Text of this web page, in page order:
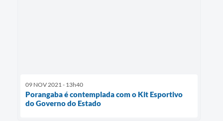
09 NOV 2021 - 13h40
Porangaba é contemplada com o Kit Esportivo
do Governo do Estado